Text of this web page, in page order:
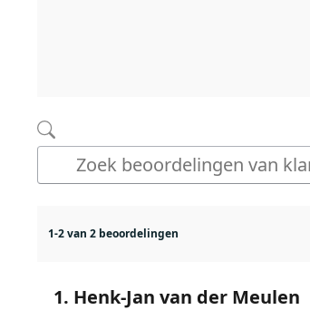
1-2 van 2 beoordelingen
Henk-Jan van der Meulen